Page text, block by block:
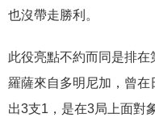
也沒帶走勝利。
此役亮點不約而同是排
羅薩來自多明尼加，曾
出3支1 ，是在3局上面對